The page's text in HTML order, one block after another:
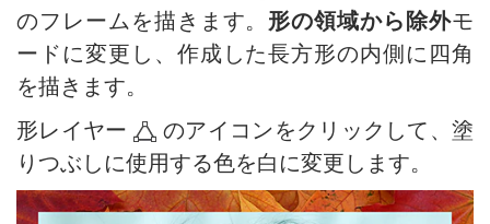
のフレームを描きます。 形の領域から除外モ
ードに変更し、作成した長方形の内側に四角
を描きます。
形レイヤー
のアイコンをクリックして、塗
りつぶしに使用する色を白に変更します。